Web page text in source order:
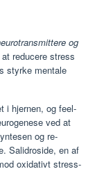
og
reducere stress
styrke mentale
i hjernen, og feel-
ved at
og re-
Salidroside, en af
oxidativt stress-